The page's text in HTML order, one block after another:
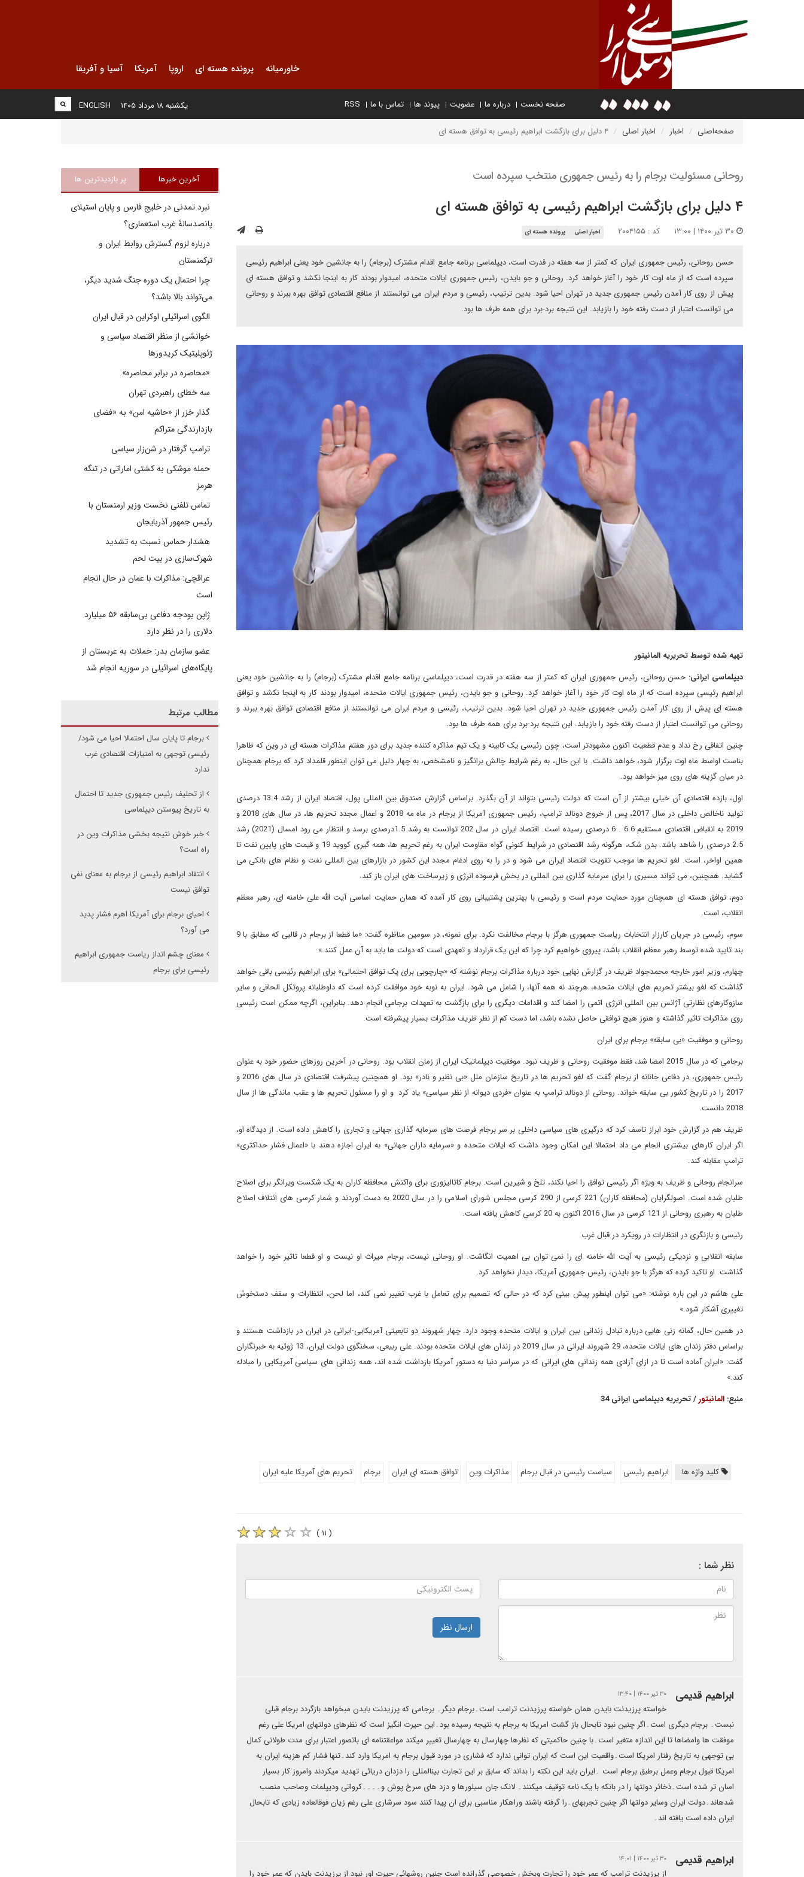
خاورمیانه پرونده هسته ای اروپا آمریکا آسیا و آفریقا
صفحه نخست درباره ما عضویت پیوند ها تماس با ما RSS
ENGLISH یکشنبه ۱۸ مرداد ۱۴۰۵
صفحه‌اصلی اخبار اخبار اصلی ۴ دلیل برای بازگشت ابراهیم رئیسی به توافق هسته ای
روحانی مسئولیت برجام را به رئیس جمهوری منتخب سپرده است
۴ دلیل برای بازگشت ابراهیم رئیسی به توافق هسته ای
کد : ۲۰۰۴۱۵۵ اخبار اصلی پرونده هسته ای
حسن روحانی، رئیس جمهوری ایران که کمتر از سه هفته در قدرت است، دیپلماسی برنامه جامع اقدام مشترک (برجام) را به جانشین خود یعنی ابراهیم رئیسی
سپرده است که از ماه اوت کار خود را آغاز خواهد کرد. روحانی و جو بایدن، رئیس جمهوری ایالات متحده، امیدوار بودند کار به اینجا نکشد و توافق هسته ای
پیش از روی کار آمدن رئیس جمهوری جدید در تهران احیا شود. بدین ترتیب، رئیسی و مردم ایران می توانستند از منافع اقتصادی توافق بهره ببرند و روحانی
می توانست اعتبار از دست رفته خود را بازیابد. این نتیجه برد-برد برای همه طرف ها بود.
تهیه شده توسط تحریریه المانیتور
دیپلماسی ایرانی: حسن روحانی، رئیس جمهوری ایران که کمتر از سه هفته در قدرت است، دیپلماسی برنامه جامع اقدام مشترک (برجام) را به جانشین خود یعنی
ابراهیم رئیسی سپرده است که از ماه اوت کار خود را آغاز خواهد کرد. روحانی و جو بایدن، رئیس جمهوری ایالات متحده، امیدوار بودند کار به اینجا نکشد و توافق
هسته ای پیش از روی کار آمدن رئیس جمهوری جدید در تهران احیا شود. بدین ترتیب، رئیسی و مردم ایران می توانستند از منافع اقتصادی توافق بهره ببرند و
روحانی می توانست اعتبار از دست رفته خود را بازیابد. این نتیجه برد-برد برای همه طرف ها بود.
چنین اتفاقی رخ نداد و عدم قطعیت اکنون مشهودتر است، چون رئیسی یک کابینه و یک تیم مذاکره کننده جدید برای دور هفتم مذاکرات هسته ای در وین که ظاهرا
بناست اواسط ماه اوت برگزار شود، خواهد داشت. با این حال، به رغم شرایط چالش برانگیز و نامشخص، به چهار دلیل می توان اینطور قلمداد کرد که برجام همچنان
در میان گزینه های روی میز خواهد بود.
اول، بازده اقتصادی آن خیلی بیشتر از آن است که دولت رئیسی بتواند از آن بگذرد. براساس گزارش صندوق بین المللی پول، اقتصاد ایران از رشد 13.4 درصدی
تولید ناخالص داخلی در سال 2017، پس از خروج دونالد ترامپ، رئیس جمهوری آمریکا از برجام در ماه مه 2018 و اعمال مجدد تحریم ها، در سال های 2018 و
2019 به انقباض اقتصادی مستقیم 6.6 . 6 درصدی رسیده است. اقتصاد ایران در سال 202 توانست به رشد 1.5درصدی برسد و انتظار می رود امسال (2021) رشد
2.5 درصدی را شاهد باشد. بدن شک، هرگونه رشد اقتصادی در شرایط کنونی گواه مقاومت ایران به رغم تحریم ها، همه گیری کووید 19 و قیمت های پایین نفت تا
همین اواخر، است. لغو تحریم ها موجب تقویت اقتصاد ایران می شود و در را به روی ادغام مجدد این کشور در بازارهای بین المللی نفت و نظام های بانکی می
گشاید. همچنین، می تواند مسیری را برای سرمایه گذاری بین المللی در بخش فرسوده انرژی و زیرساخت های ایران باز کند.
دوم، توافق هسته ای همچنان مورد حمایت مردم است و رئیسی با بهترین پشتیبانی روی کار آمده که همان حمایت اساسی آیت الله علی خامنه ای، رهبر معظم
انقلاب، است.
سوم، رئیسی در جریان کارزار انتخابات ریاست جمهوری هرگز با برجام مخالفت نکرد. برای نمونه، در سومین مناظره گفت: «ما قطعا از برجام در قالبی که مطابق با 9
بند تایید شده توسط رهبر معظم انقلاب باشد، پیروی خواهیم کرد چرا که این یک قرارداد و تعهدی است که دولت ها باید به آن عمل کنند.»
چهارم، وزیر امور خارجه محمدجواد ظریف در گزارش نهایی خود درباره مذاکرات برجام نوشته که «چارچوبی برای یک توافق احتمالی» برای ابراهیم رئیسی باقی خواهد
گذاشت که لغو بیشتر تحریم های ایالات متحده، هرچند نه همه آنها، را شامل می شود. ایران به نوبه خود موافقت کرده است که داوطلبانه پروتکل الحاقی و سایر
سازوکارهای نظارتی آژانس بین المللی انرژی اتمی را امضا کند و اقدامات دیگری را برای بازگشت به تعهدات برجامی انجام دهد. بنابراین، اگرچه ممکن است رئیسی
روی مذاکرات تاثیر گذاشته و هنوز هیچ توافقی حاصل نشده باشد، اما دست کم از نظر ظریف مذاکرات بسیار پیشرفته است.
روحانی و موفقیت «بی سابقه» برجام برای ایران
برجامی که در سال 2015 امضا شد، فقط موفقیت روحانی و ظریف نبود. موفقیت دیپلماتیک ایران از زمان انقلاب بود. روحانی در آخرین روزهای حضور خود به عنوان
رئیس جمهوری، در دفاعی جانانه از برجام گفت که لغو تحریم ها در تاریخ سازمان ملل «بی نظیر و نادر» بود. او همچنین پیشرفت اقتصادی در سال های 2016 و
2017 را در تاریخ کشور بی سابقه خواند. روحانی از دونالد ترامپ به عنوان «فردی دیوانه از نظر سیاسی» یاد کرد و او را مسئول تحریم ها و عقب ماندگی ها از سال
2018 دانست.
ظریف هم در گزارش خود ابراز تاسف کرد که درگیری های سیاسی داخلی بر سر برجام فرصت های سرمایه گذاری جهانی و تجاری را کاهش داده است. از دیدگاه او،
اگر ایران کارهای بیشتری انجام می داد احتمالا این امکان وجود داشت که ایالات متحده و «سرمایه داران جهانی» به ایران اجازه دهند با «اعمال فشار حداکثری»
ترامپ مقابله کند.
سرانجام روحانی و ظریف به ویژه اگر رئیسی توافق را احیا نکند، تلخ و شیرین است. برجام کاتالیزوری برای واکنش محافظه کاران به یک شکست ویرانگر برای اصلاح
طلبان شده است. اصولگرایان (محافظه کاران) 221 کرسی از 290 کرسی مجلس شورای اسلامی را در سال 2020 به دست آوردند و شمار کرسی های ائتلاف اصلاح
طلبان به رهبری روحانی از 121 کرسی در سال 2016 اکنون به 20 کرسی کاهش یافته است.
رئیسی و بازنگری در انتظارات در رویکرد در قبال غرب
سابقه انقلابی و نزدیکی رئیسی به آیت الله خامنه ای را نمی توان بی اهمیت انگاشت. او روحانی نیست، برجام میراث او نیست و او قطعا تاثیر خود را خواهد
گذاشت. او تاکید کرده که هرگز با جو بایدن، رئیس جمهوری آمریکا، دیدار نخواهد کرد.
علی هاشم در این باره نوشته: «می توان اینطور پیش بینی کرد که در حالی که تصمیم برای تعامل با غرب تغییر نمی کند، اما لحن، انتظارات و سقف دستخوش
تغییری آشکار شود.»
در همین حال، گمانه زنی هایی درباره تبادل زندانی بین ایران و ایالات متحده وجود دارد. چهار شهروند دو تابعیتی آمریکایی-ایرانی در ایران در بازداشت هستند و
براساس دفتر زندان های ایالات متحده، 29 شهروند ایرانی در سال 2019 در زندان های ایالات متحده بودند. علی ربیعی، سخنگوی دولت ایران، 13 ژوئیه به خبرنگاران
گفت: «ایران آماده است تا در ازای آزادی همه زندانی های ایرانی که در سراسر دنیا به دستور آمریکا بازداشت شده اند، همه زندانی های سیاسی آمریکایی را مبادله
کند.»
منبع: المانیتور/ تحریریه دیپلماسی ایرانی 34
کلید واژه ها: ابراهیم رئیسی سیاست رئیسی در قبال برجام مذاکرات وین توافق هسته ای ایران برجام تحریم های آمریکا علیه ایران
( ۱۱ )
نظر شما :
ارسال نظر
ابراهیم قدیمی ۳۰ تیر ۱۴۰۰ | ۱۳:۴۰
خواسته پرزیدنت بایدن همان خواسته پرزیدنت ترامب است۔برجام دیگر۔ برجامی که پرزیدنت بایدن مبخواهد بازگردد برجام قبلی
نبست۔ برجام دیگری است۔اگر چنین نبود تابحال باز گشت امریکا به برجام به نتیجه رسیده بود۔این حیرت انگیز است که نظرهای دولتهای امریکا علی رغم
موفقت ها وامضاها تا این اندازه متغیر است۔با چنین حاکمیتی که نظرها چهارسال به چهارسال تغییر میکند مواعقتنامه ای باتصور اعتبار برای مدت طولانی کمال
بی توجهی به تاریخ رفتار امریکا است۔واقعیت این است که ایران توانی ندارد که فشاری در مورد قبول برجام به امریکا وارد کند۔تنها فشار کم هزینه ایران به
امریکا قبول برجام وعمل برطبق برجام است ۔ایران باید این نکته را بداند که سابق بر این تجارت بینالمللی را دزدان دریائی تهدید میکردند وامروز کار بسیار
اسان تر شده است۔ذخائر دولتها را در بانکه با یک نامه توقیف میکنند۔ لانک جان سیلورها و دزد های سرخ پوش و۔۔۔۔کرواتی ودیپلمات وصاحب منصب
شدهاند۔دولت ایران وسایر دولتها اگر چنین تجربهای۔را گرفته باشند وراهکار مناسبی برای ان پیدا کنند سود سرشاری علی رغم زیان فوقالعاده زیادی که تابحال
ایران داده است یافته اند۔
ابراهیم قدیمی ۳۰ تیر ۱۴۰۰ | ۱۴:۰۱
از پرزیدنت ترامپ که عمر خود را تجارت وبخش خصوصی گذرانده است چنین روشهائی حیرت اور نبود از پرزیدنت بایدن که عمر خود را
آخرین خبرها پر بازدیدترین ها
نبرد تمدنی در خلیج فارس و پایان استیلای
پانصدسالۀ غرب استعماری؟
درباره لزوم گسترش روابط ایران و
ترکمنستان
چرا احتمال یک دوره جنگ شدید دیگر،
می‌تواند بالا باشد؟
الگوی اسرائیلی اوکراین در قبال ایران
خوانشی از منظر اقتصاد سیاسی و
ژئوپلیتیک کریدورها
«محاصره در برابر محاصره»
سه خطای راهبردی تهران
گذار خزر از «حاشیه امن» به «فضای
بازدارندگی متراکم
ترامپ گرفتار در شن‌زار سیاسی
حمله موشکی به کشتی اماراتی در تنگه
هرمز
تماس تلفنی نخست وزیر ارمنستان با
رئیس جمهور آذربایجان
هشدار حماس نسبت به تشدید
شهرک‌سازی در بیت‌ لحم
عراقچی: مذاکرات با عمان در حال انجام
است
ژاپن بودجه دفاعی بی‌سابقه ۵۶ میلیارد
دلاری را در نظر دارد
عضو سازمان بدر: حملات به عربستان از
پایگاه‌های اسرائیلی در سوریه انجام شد
مطالب مرتبط
برجام تا پایان سال احتمالا احیا می شود/
رئیسی توجهی به امتیازات اقتصادی غرب
ندارد
از تحلیف رئیس جمهوری جدید تا احتمال
به تاریخ پیوستن دیپلماسی
خبر خوش نتیجه بخشی مذاکرات وین در
راه است؟
انتقاد ابراهیم رئیسی از برجام به معنای نفی
توافق نیست
احیای برجام برای آمریکا اهرم فشار پدید
می آورد؟
معنای چشم انداز ریاست جمهوری ابراهیم
رئیسی برای برجام